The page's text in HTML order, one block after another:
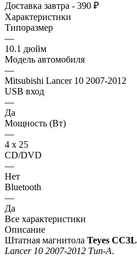
Доставка завтра - 390 ₽
Характеристики
Типоразмер
—
10.1 дюйм
Модель автомобиля
—
Mitsubishi Lancer 10 2007-2012
USB вход
—
Да
Мощность (Вт)
—
4 х 25
CD/DVD
—
Нет
Bluetooth
—
Да
Все характеристики
Описание
Штатная магнитола Teyes СС3L
Lancer 10 2007-2012 Тип-A.